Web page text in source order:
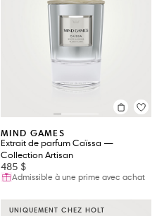
MIND GAMES
Extrait de parfum Caïssa —
Collection Artisan
485 $
Admissible à une prime avec achat
UNIQUEMENT CHEZ HOLT